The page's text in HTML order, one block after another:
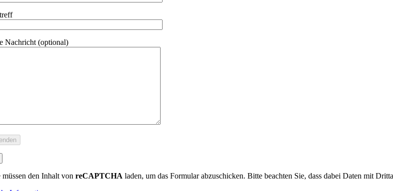
Nachricht (optional)
müssen den Inhalt vonreCAPTCHA laden, um das Formular abzuschicken. Bitte beachten Sie, dass dabei Daten mit